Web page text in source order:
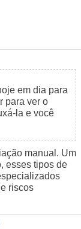
em dia para
para ver o
la e você
manual. Um
esses tipos de
riscos